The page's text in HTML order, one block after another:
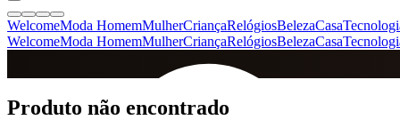
WelcomeModa HomemMulherCriançaRelógiosBelezaCasa
WelcomeModa HomemMulherCriançaRelógiosBelezaCasa
Produto não encontrado